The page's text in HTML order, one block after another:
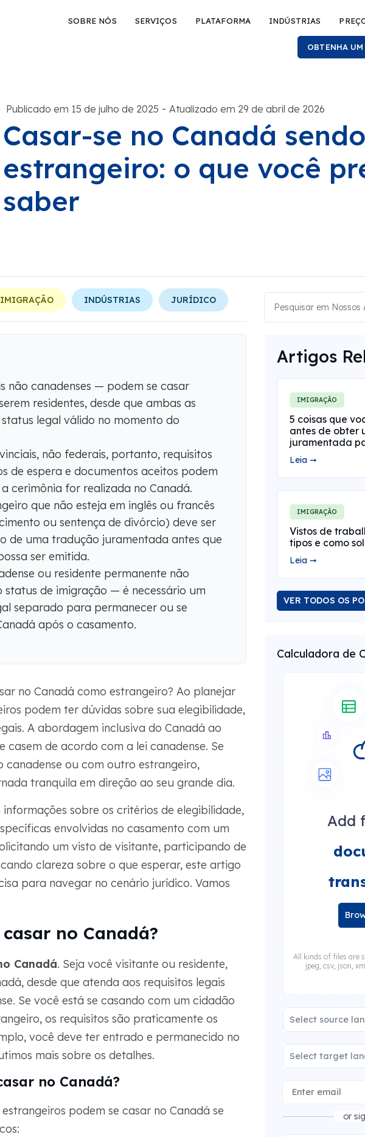
SOBRE NÓS SERVIÇOS PLATAFORMA INDÚSTRIAS
OBTENHA
Publicado em 15 de julho de 2025 - Atualizado em 29 de abril de 2026
Casar-se no Canadá sendo
estrangeiro: o que você
saber
INDÚSTRIAS JURÍDICO
não canadenses — podem se casar
residentes, desde que ambas as
legal válido no momento do
não federais, portanto, requisitos
de espera e documentos aceitos podem
cerimônia for realizada no Canadá.
que não esteja em inglês ou francês
ou sentença de divórcio) deve ser
de uma tradução juramentada antes que
ser emitida.
ou residente permanente não
de imigração — é necessário um
separado para permanecer ou se
após o casamento.
no Canadá como estrangeiro? Ao planejar
podem ter dúvidas sobre sua elegibilidade,
A abordagem inclusiva do Canadá ao
de acordo com a lei canadense. Se
ou com outro estrangeiro,
tranquila em direção ao seu grande dia.
sobre os critérios de elegibilidade,
envolvidas no casamento com um
um visto de visitante, participando de
clareza sobre o que esperar, este artigo
para navegar no cenário jurídico. Vamos
no Canadá?
Canadá. Seja você visitante ou residente,
desde que atenda aos requisitos legais
Se você está se casando com um cidadão
os requisitos são praticamente os
você deve ter entrado e permanecido no
mais sobre os detalhes.
no Canadá?
podem se casar no Canadá se
Artigos
IMIGRAÇÃO
5 coisas que
antes de obter
juramentada
Leia ➞
IMIGRAÇÃO
Vistos de
tipos e como
Leia ➞
VER TODOS OS
Calculadora de
Add
All kinds of files are
jpeg, csv, json,
Select source
Select target
or